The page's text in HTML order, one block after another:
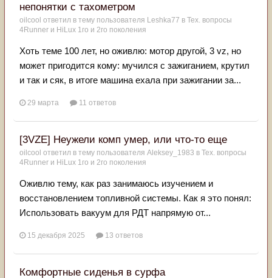
непонятки с тахометром
oilcool ответил в тему пользователя Leshka77 в Тех. вопросы
4Runner и HiLux 1го и 2го поколения
Хоть теме 100 лет, но оживлю: мотор другой, 3 vz, но
может пригодится кому: мучился с зажиганием, крутил
и так и сяк, в итоге машина ехала при зажигании за...
29 марта 11 ответов
[3VZE] Неужели комп умер, или что-то еще
oilcool ответил в тему пользователя Aleksey_1983 в Тех. вопросы
4Runner и HiLux 1го и 2го поколения
Оживлю тему, как раз занимаюсь изучением и
восстановлением топливной системы. Как я это понял:
Использовать вакуум для РДТ напрямую от...
15 декабря 2025 13 ответов
Комфортные сиденья в сурфа